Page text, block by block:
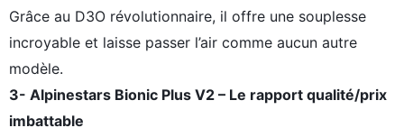
Grâce au D3O révolutionnaire, il offre une souplesse
incroyable et laisse passer l’air comme aucun autre
modèle.
3- Alpinestars Bionic Plus V2 – Le rapport qualité/prix
imbattable